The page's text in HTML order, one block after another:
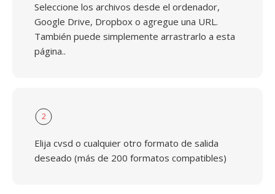
Seleccione los archivos desde el ordenador,
Google Drive, Dropbox o agregue una URL.
También puede simplemente arrastrarlo a esta
página..
2
Elija cvsd o cualquier otro formato de salida
deseado (más de 200 formatos compatibles)